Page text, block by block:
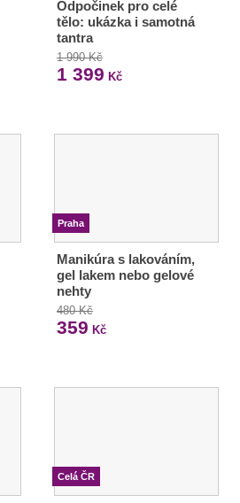
Odpočinek pro celé
tělo: ukázka i samotná
tantra
1 990 Kč
1 399 Kč
Praha
Manikúra s lakováním,
gel lakem nebo gelové
nehty
480 Kč
359 Kč
Celá ČR